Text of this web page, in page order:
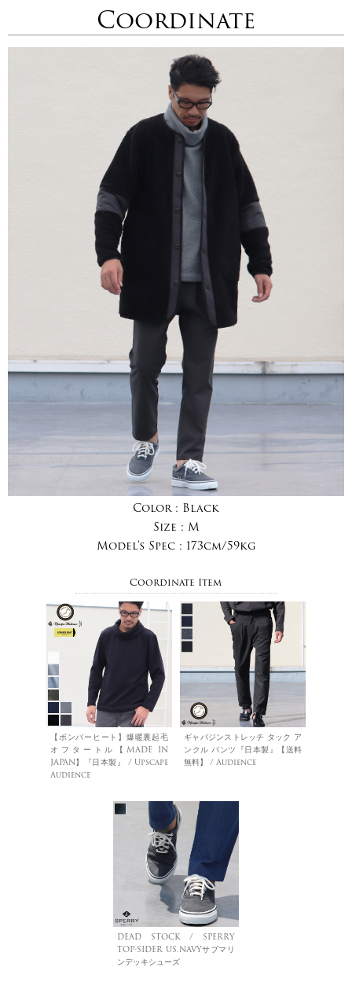
Coordinate
Color : Black
Size : M
Model's Spec : 173cm/59kg
Coordinate Item
【ボンバーヒート】爆暖裏起毛
オフタートル【MADE IN
JAPAN】『日本製』 / Upscape
Audience
ギャバジンストレッチ タック ア
ンクル パンツ『日本製』【送料
無料】 / Audience
DEAD STOCK / SPERRY
TOP-SIDER US.NAVYサブマリ
ンデッキシューズ